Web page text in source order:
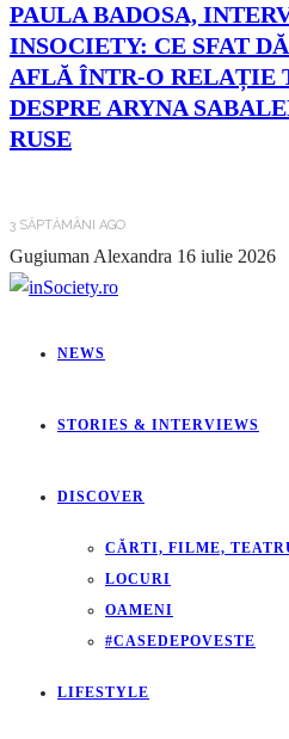
PAULA BADOSA,
INSOCIETY: CE SFAT
AFLĂ ÎNTR-O RELAȚIE
DESPRE ARYNA
RUSE
3 SĂPTĂMÂNI AGO
Gugiuman Alexandra 16 iulie 2026
NEWS
STORIES & INTERVIEWS
DISCOVER
CĂRTI, FILME,
LOCURI
OAMENI
#CASEDEPOVESTE
LIFESTYLE